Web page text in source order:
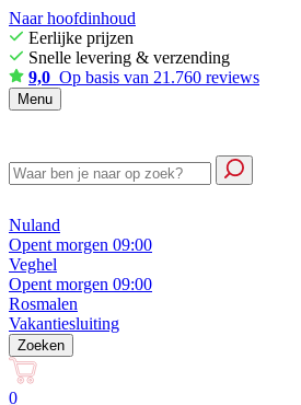
Naar hoofdinhoud
Eerlijke prijzen
Snelle levering & verzending
9,0 Op basis van 21.760 reviews
Menu
Nuland
Opent morgen 09:00
Veghel
Opent morgen 09:00
Rosmalen
Vakantiesluiting
Zoeken
0